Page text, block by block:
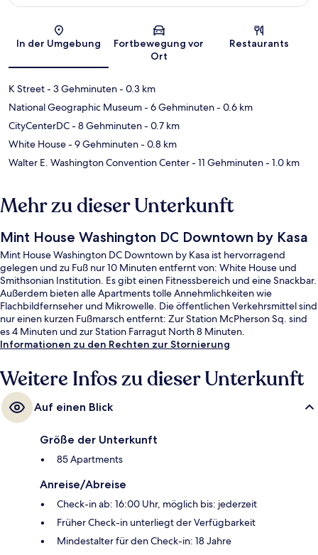
Karte
In der Umgebung
Fortbewegung vor
Ort
Restaurants
K Street- 3 Gehminuten- 0.3 km
National Geographic Museum- 6 Gehminuten- 0.6 km
CityCenterDC- 8 Gehminuten- 0.7 km
White House- 9 Gehminuten- 0.8 km
Walter E. Washington Convention Center- 11 Gehminuten- 1.0 km
Mehr zu dieser Unterkunft
Mint House Washington DC Downtown by Kasa
Mint House Washington DC Downtown by Kasa ist hervorragend
gelegen und zu Fuß nur 10 Minuten entfernt von: White House und
Smithsonian Institution. Es gibt einen Fitnessbereich und eine Snackbar.
Außerdem bieten alle Apartments tolle Annehmlichkeiten wie
Flachbildfernseher und Mikrowelle. Die öffentlichen Verkehrsmittel sind
nur einen kurzen Fußmarsch entfernt: Zur Station McPherson Sq. sind
es 4 Minuten und zur Station Farragut North 8 Minuten.
Informationen zu den Rechten zur Stornierung
Weitere Infos zu dieser Unterkunft
Auf einen Blick
Größe der Unterkunft
85 Apartments
Anreise/Abreise
Check-in ab: 16:00 Uhr, möglich bis: jederzeit
Früher Check-in unterliegt der Verfügbarkeit
Mindestalter für den Check-in: 18 Jahre